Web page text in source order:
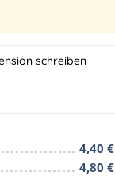
schreiben
4,40 €
4,80 €